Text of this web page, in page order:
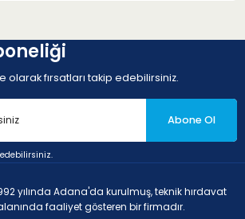
olarak fırsatları takip edebilirsiniz.
Abone Ol
yılında Adana'da kurulmuş, teknik hırdavat
faaliyet gösteren bir firmadır.